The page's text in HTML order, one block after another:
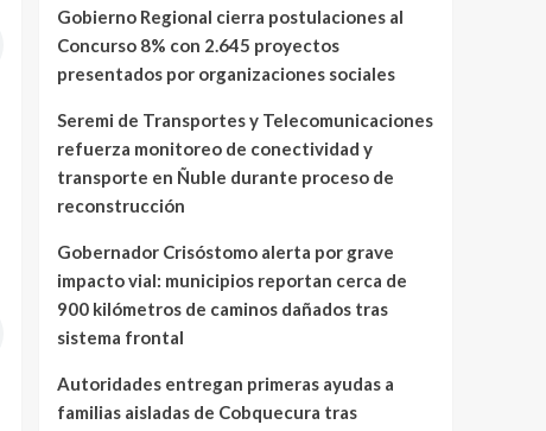
Gobierno Regional cierra postulaciones al
Concurso 8% con 2.645 proyectos
presentados por organizaciones sociales
Seremi de Transportes y Telecomunicaciones
refuerza monitoreo de conectividad y
transporte en Ñuble durante proceso de
reconstrucción
Gobernador Crisóstomo alerta por grave
impacto vial: municipios reportan cerca de
900 kilómetros de caminos dañados tras
sistema frontal
Autoridades entregan primeras ayudas a
familias aisladas de Cobquecura tras